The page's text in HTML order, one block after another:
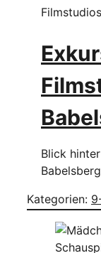
Blick
Kategorien: